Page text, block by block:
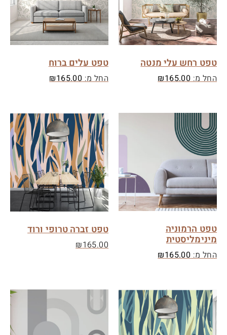
טפט רחש עלי מנטה
החל מ: ₪165.00
טפט עלים ברוח
החל מ: ₪165.00
טפט הרמוניה
מינימליסטית
החל מ: ₪165.00
טפט זברה טרופי ורוד
₪165.00